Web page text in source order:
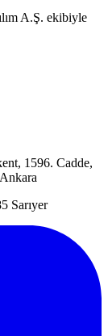
A.Ş. ekibiyle
1596. Cadde,
Sarıyer